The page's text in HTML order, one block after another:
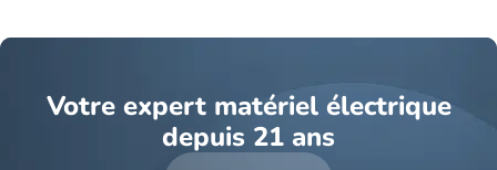
Votre expert matériel électrique
depuis 21 ans